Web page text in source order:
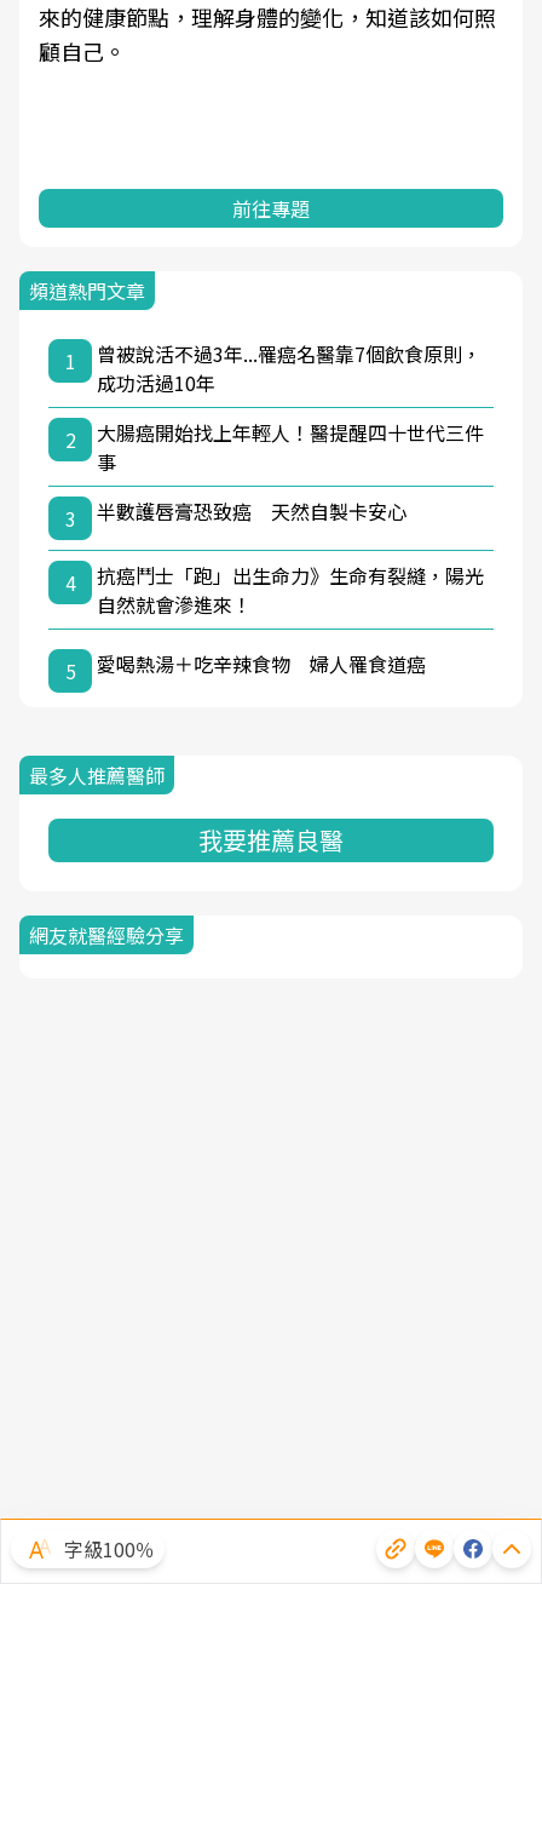
來的健康節點，理解身體的變化，知道該如何照
顧自己。
前往專題
頻道熱門文章
1
曾被說活不過3年...罹癌名醫靠7個飲食原則，
成功活過10年
2
大腸癌開始找上年輕人！醫提醒四十世代三件
事
3
半數護唇膏恐致癌 天然自製卡安心
4
抗癌鬥士「跑」出生命力》生命有裂縫，陽光
自然就會滲進來！
5 愛喝熱湯＋吃辛辣食物 婦人罹食道癌
最多人推薦醫師
我要推薦良醫
網友就醫經驗分享
字級100％